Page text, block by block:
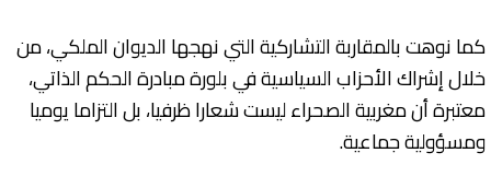
كما نوهت بالمقاربة التشاركية التي نهجها الديوان الملكي، من
خلال إشراك الأحزاب السياسية في بلورة مبادرة الحكم الذاتي،
معتبرة أن مغربية الصحراء ليست شعارا ظرفيا، بل التزاما يوميا
ومسؤولية جماعية.